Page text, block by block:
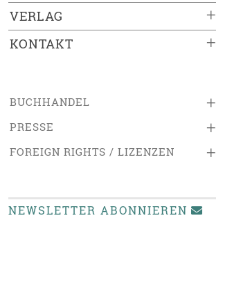
+
VERLAG
+
KONTAKT
+
BUCHHANDEL
+
PRESSE
+
FOREIGN RIGHTS / LIZENZEN
NEWSLETTER ABONNIEREN